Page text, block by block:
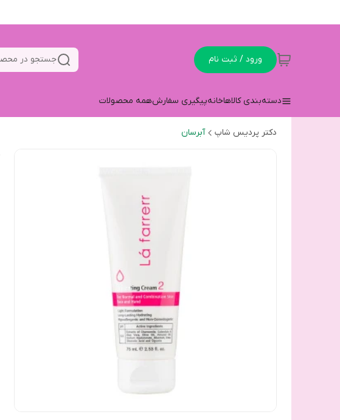
ورود / ثبت نام جستجو در
دسته‌بندی کالاهاخانهپیگیری سفارشهمه محصولات
دکتر پردیس شاپ آبرسان